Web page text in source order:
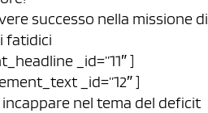
successo nella missione di
fatidici
_id=”11″ ]
_id=”12″ ]
nel tema del deficit